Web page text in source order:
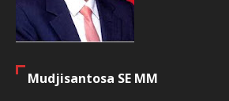
Mudjisantosa SE MM